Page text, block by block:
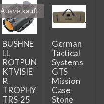
Ausverkauft
BUSHNE
LL
ROTPUN
KTVISIE
R
TROPHY
TRS-25
German
Tactical
Systems
GTS
Mission
Case
Stone